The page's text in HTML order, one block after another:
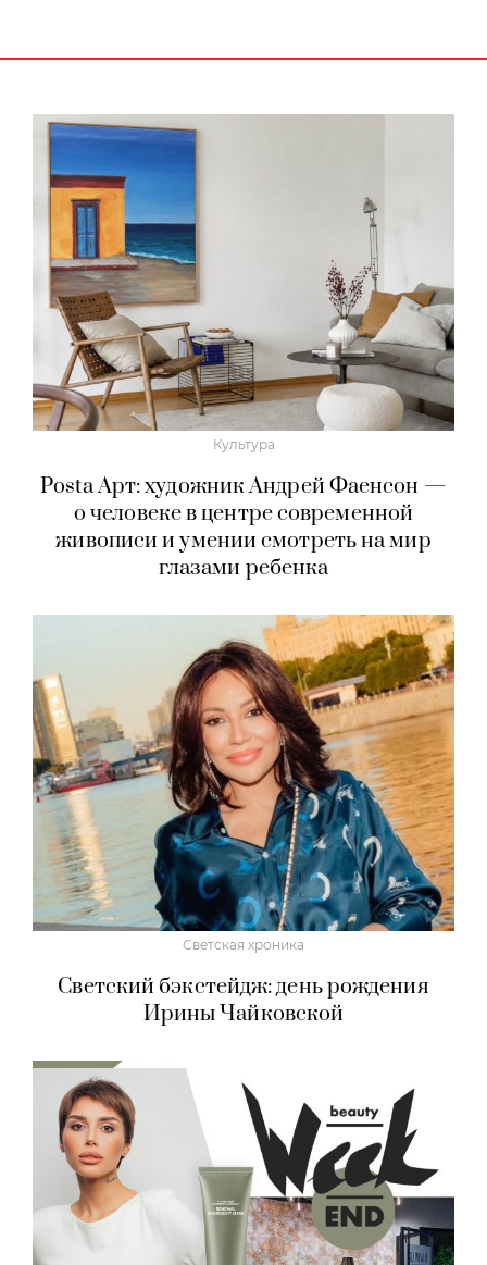
Культура
Posta Арт: художник Андрей Фаенсон —
о человеке в центре современной
живописи и умении смотреть на мир
глазами ребенка
Светская хроника
Светский бэкстейдж: день рождения
Ирины Чайковской